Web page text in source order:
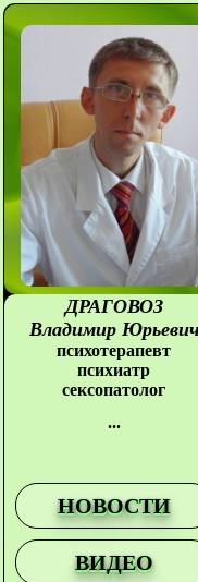
ДРАГОВОЗ
Владимир Юрьевич
психотерапевт
психиатр
сексопатолог
...
НОВОСТИ
ВИДЕО